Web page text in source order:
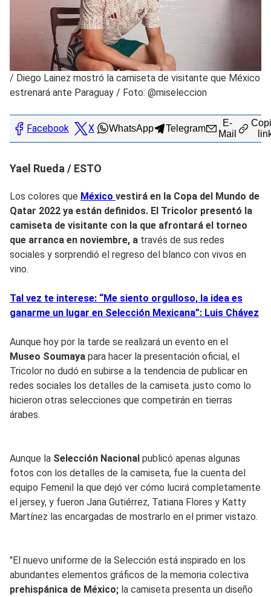
/ Diego Lainez mostró la camiseta de visitante que México
estrenará ante Paraguay / Foto: @miseleccion
Facebook X WhatsApp Telegram
E-
Mail
Yael Rueda / ESTO
Los colores que México vestirá en la Copa del Mundo de
Qatar 2022 ya están definidos. El Tricolor presentó la
camiseta de visitante con la que afrontará el torneo
que arranca en noviembre, a través de sus redes
sociales y sorprendió el regreso del blanco con vivos en
vino.
Tal vez te interese: “Me siento orgulloso, la idea es
ganarme un lugar en Selección Mexicana”: Luis Chávez
Aunque hoy por la tarde se realizará un evento en el
Museo Soumaya para hacer la presentación oficial, el
Tricolor no dudó en subirse a la tendencia de publicar en
redes sociales los detalles de la camiseta. justo como lo
hicieron otras selecciones que competirán en tierras
árabes.
Aunque la Selección Nacional publicó apenas algunas
fotos con los detalles de la camiseta, fue la cuenta del
equipo Femenil la que dejó ver cómo lucirá completamente
el jersey, y fueron Jana Gutiérrez, Tatiana Flores y Katty
Martínez las encargadas de mostrarlo en el primer vistazo.
"El nuevo uniforme de la Selección está inspirado en los
abundantes elementos gráficos de la memoria colectiva
prehispánica de México; la camiseta presenta un diseño